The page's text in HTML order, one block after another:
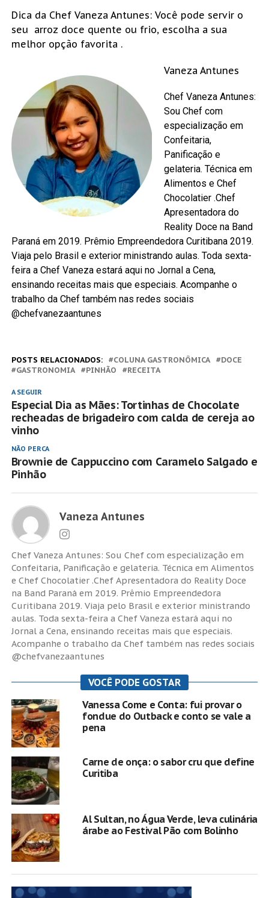
Dica da Chef Vaneza Antunes: Você pode servir o
seu arroz doce quente ou frio, escolha a sua
melhor opção favorita .
Vaneza Antunes
Chef Vaneza Antunes:
Sou Chef com
especialização em
Confeitaria,
Panificação e
gelateria. Técnica em
Alimentos e Chef
Chocolatier .Chef
Apresentadora do
Reality Doce na Band
Paraná em 2019. Prêmio Empreendedora Curitibana 2019.
Viaja pelo Brasil e exterior ministrando aulas. Toda sexta-
feira a Chef Vaneza estará aqui no Jornal a Cena,
ensinando receitas mais que especiais. Acompanhe o
trabalho da Chef também nas redes sociais
@chefvanezaantunes
POSTS RELACIONADOS: COLUNA GASTRONÔMICA
DOCE
GASTRONOMIA
PINHÃO RECEITA
A SEGUIR
Especial Dia as Mães: Tortinhas de Chocolate
recheadas de brigadeiro com calda de cereja ao
vinho
NÃO PERCA
Brownie de Cappuccino com Caramelo Salgado e
Pinhão
Vaneza Antunes
Chef Vaneza Antunes: Sou Chef com especialização em
Confeitaria, Panificação e gelateria. Técnica em Alimentos
e Chef Chocolatier .Chef Apresentadora do Reality Doce
na Band Paraná em 2019. Prêmio Empreendedora
Curitibana 2019. Viaja pelo Brasil e exterior ministrando
aulas. Toda sexta-feira a Chef Vaneza estará aqui no
Jornal a Cena, ensinando receitas mais que especiais.
Acompanhe o trabalho da Chef também nas redes sociais
@chefvanezaantunes
VOCÊ PODE GOSTAR
Vanessa Come e Conta: fui provar o
fondue do Outback e conto se vale a
pena
Carne de onça: o sabor cru que define
Curitiba
Al Sultan, no Água Verde, leva culinária
árabe ao Festival Pão com Bolinho